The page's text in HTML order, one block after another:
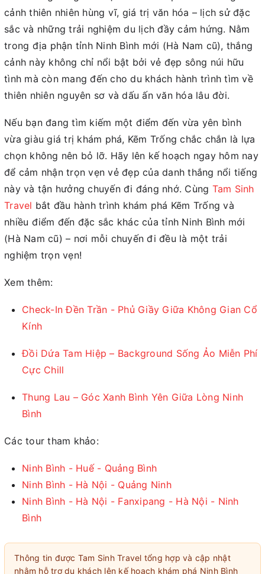
cảnh thiên nhiên hùng vĩ, giá trị văn hóa – lịch sử đặc
sắc và những trải nghiệm du lịch đầy cảm hứng. Nằm
trong địa phận tỉnh Ninh Bình mới (Hà Nam cũ), thắng
cảnh này không chỉ nổi bật bởi vẻ đẹp sông núi hữu
tình mà còn mang đến cho du khách hành trình tìm về
thiên nhiên nguyên sơ và dấu ấn văn hóa lâu đời.
Nếu bạn đang tìm kiếm một điểm đến vừa yên bình
vừa giàu giá trị khám phá, Kẽm Trống chắc chắn là lựa
chọn không nên bỏ lỡ. Hãy lên kế hoạch ngay hôm nay
để cảm nhận trọn vẹn vẻ đẹp của danh thắng nổi tiếng
này và tận hưởng chuyến đi đáng nhớ. Cùng Tam Sinh
Travel bắt đầu hành trình khám phá Kẽm Trống và
nhiều điểm đến đặc sắc khác của tỉnh Ninh Bình mới
(Hà Nam cũ) – nơi mỗi chuyến đi đều là một trải
nghiệm trọn vẹn!
Xem thêm:
Check-In Đền Trần - Phủ Giầy Giữa Không Gian Cổ
Kính
Đồi Dứa Tam Hiệp – Background Sống Ảo Miễn Phí
Cực Chill
Thung Lau – Góc Xanh Bình Yên Giữa Lòng Ninh
Bình
Các tour tham khảo:
Ninh Bình - Huế - Quảng Bình
Ninh Bình - Hà Nội - Quảng Ninh
Ninh Bình - Hà Nội - Fanxipang - Hà Nội - Ninh
Bình
Thông tin được Tam Sinh Travel tổng hợp và cập nhật
nhằm hỗ trợ du khách lên kế hoạch khám phá Ninh Bình